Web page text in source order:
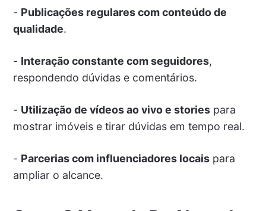
- Publicações regulares com conteúdo de
qualidade.
- Interação constante com seguidores,
respondendo dúvidas e comentários.
- Utilização de vídeos ao vivo e storiespara
mostrar imóveis e tirar dúvidas em tempo real.
- Parcerias com influenciadores locaispara
ampliar o alcance.